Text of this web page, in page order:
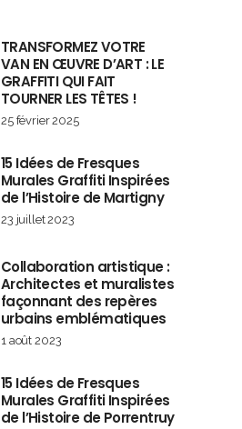
TRANSFORMEZ VOTRE
VAN EN ŒUVRE D’ART : LE
GRAFFITI QUI FAIT
TOURNER LES TÊTES !
25 février 2025
15 Idées de Fresques
Murales Graffiti Inspirées
de l’Histoire de Martigny
23 juillet 2023
Collaboration artistique :
Architectes et muralistes
façonnant des repères
urbains emblématiques
1 août 2023
15 Idées de Fresques
Murales Graffiti Inspirées
de l’Histoire de Porrentruy